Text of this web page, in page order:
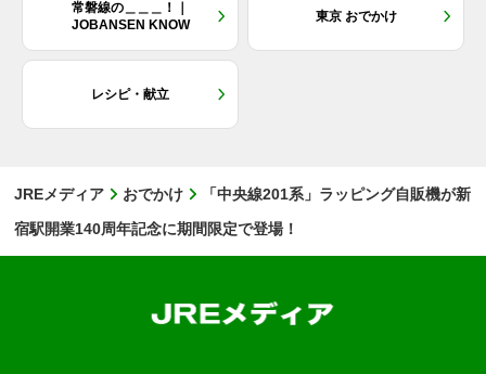
常磐線の＿＿＿！｜
JOBANSEN KNOW
東京 おでかけ
レシピ・献立
JREメディア おでかけ
「中央線201系」ラッピング自販機が新
宿駅開業140周年記念に期間限定で登場！